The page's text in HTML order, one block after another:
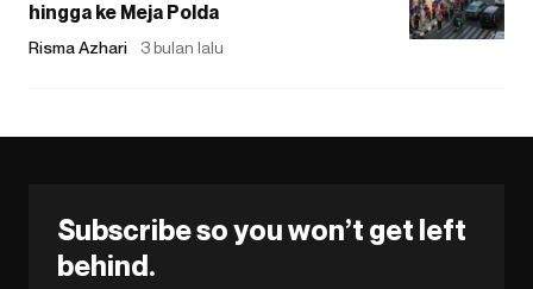
hingga ke Meja Polda
Risma Azhari 3 bulan lalu
Subscribe so you won’t get left
behind.